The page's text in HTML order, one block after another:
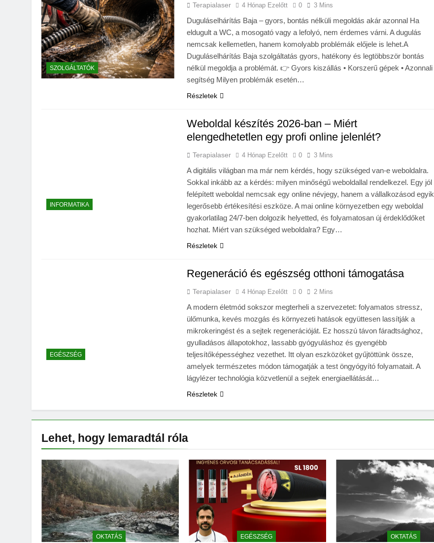
SZOLGÁLTATÓK
Terapialaser 4 Hónap Ezelőtt 0 3 Mins
Duguláselhárítás Baja – gyors, bontás nélküli megoldás akár azonnal Ha
eldugult a WC, a mosogató vagy a lefolyó, nem érdemes várni. A dugulás
nemcsak kellemetlen, hanem komolyabb problémák előjele is lehet.A
Duguláselhárítás Baja szolgáltatás gyors, hatékony és legtöbbször bontás
nélkül megoldja a problémát. 👉 Gyors kiszállás • Korszerű gépek • Azonnali
segítség Milyen problémák esetén…
Részletek
INFORMATIKA
Weboldal készítés 2026-ban – Miért
elengedhetetlen egy profi online jelenlét?
Terapialaser 4 Hónap Ezelőtt 0 3 Mins
A digitális világban ma már nem kérdés, hogy szükséged van-e weboldalra.
Sokkal inkább az a kérdés: milyen minőségű weboldallal rendelkezel. Egy jól
felépített weboldal nemcsak egy online névjegy, hanem a vállalkozásod egyik
legerősebb értékesítési eszköze. A mai online környezetben egy weboldal
gyakorlatilag 24/7-ben dolgozik helyetted, és folyamatosan új érdeklődőket
hozhat. Miért van szükséged weboldalra? Egy…
Részletek
EGÉSZSÉG
Regeneráció és egészség otthoni támogatása
Terapialaser 4 Hónap Ezelőtt 0 2 Mins
A modern életmód sokszor megterheli a szervezetet: folyamatos stressz,
ülőmunka, kevés mozgás és környezeti hatások együttesen lassítják a
mikrokeringést és a sejtek regenerációját. Ez hosszú távon fáradtsághoz,
gyulladásos állapotokhoz, lassabb gyógyuláshoz és gyengébb
teljesítőképességhez vezethet. Itt olyan eszközöket gyűjtöttünk össze,
amelyek természetes módon támogatják a test öngyógyító folyamatait. A
lágylézer technológia közvetlenül a sejtek energiaellátását…
Részletek
Lehet, hogy lemaradtál róla
OKTATÁS EGÉSZSÉG OKTATÁS